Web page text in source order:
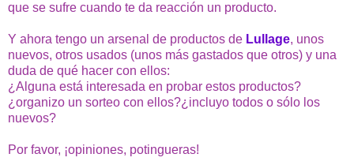
que se sufre cuando te da reacción un producto.
Y ahora tengo un arsenal de productos de Lullage, unos
nuevos, otros usados (unos más gastados que otros) y una
duda de qué hacer con ellos:
¿Alguna está interesada en probar estos productos?
¿organizo un sorteo con ellos?¿incluyo todos o sólo los
nuevos?
Por favor, ¡opiniones, potingueras!